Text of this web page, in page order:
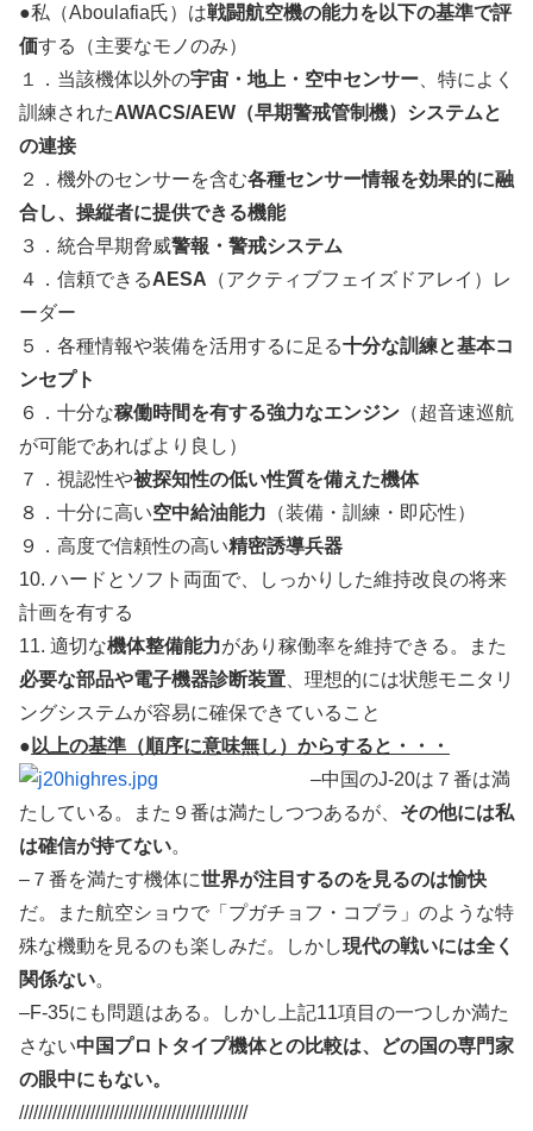
●私（Aboulafia氏）は戦闘航空機の能力を以下の基準で評
価する（主要なモノのみ）
１．当該機体以外の宇宙・地上・空中センサー 、特によく
訓練されたAWACS/AEW（早期警戒管制機）システムと
の連接
２．機外のセンサーを含む各種センサー情報を効果的に融
合し、操縦者に提供できる機能
３．統合早期脅威警報・警戒システム
４．信頼できるAESA （アクティブフェイズドアレイ）レ
ーダー
５．各種情報や装備を活用するに足る十分な訓練と基本コ
ンセプト
６．十分な稼働時間を有する強力なエンジン （超音速巡航
が可能であればより良し）
７．視認性や被探知性の低い性質を備えた機体
８．十分に高い空中給油能力 （装備・訓練・即応性）
９．高度で信頼性の高い精密誘導兵器
10. ハードとソフト両面で、しっかりした維持改良の将来
計画を有する
11. 適切な機体整備能力があり稼働率を維持できる。また
必要な部品や電子機器診断装置 、理想的には状態モニタリ
ングシステムが容易に確保できていること
● 以上の基準（順序に意味無し）からすると・・・
–中国のJ-20は７番は満
たしている。また９番は満たしつつあるが、 その他には私
は確信が持てない。
–７番を満たす機体に世界が注目するのを見るのは愉快
だ。また航空ショウで「プガチョフ・コブラ」のような特
殊な機動を見るのも楽しみだ。しかし現代の戦いには全く
関係ない。
–F-35にも問題はある。しかし上記11項目の一つしか満た
さない中国プロトタイプ機体との比較は、どの国の専門家
の眼中にもない。
////////////////////////////////////////////////